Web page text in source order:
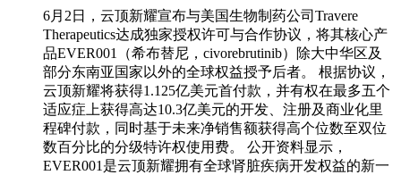
6月2日，云顶新耀宣布与美国生物制药公司Travere
Therapeutics达成独家授权许可与合作协议，将其核心产
品EVER001（希布替尼，civorebrutinib）除大中华区及
部分东南亚国家以外的全球权益授予后者。 根据协议，
云顶新耀将获得1.125亿美元首付款，并有权在最多五个
适应症上获得高达10.3亿美元的开发、注册及商业化里
程碑付款，同时基于未来净销售额获得高个位数至双位
数百分比的分级特许权使用费。 公开资料显示，
EVER001是云顶新耀拥有全球肾脏疾病开发权益的新一